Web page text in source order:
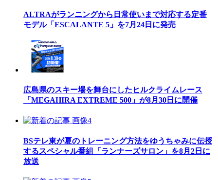
ALTRAがランニングから日常使いまで対応する定番
モデル「ESCALANTE 5」を7月24日に発売
広島県のスキー場を舞台にしたヒルクライムレース
「MEGAHIRA EXTREME 500」が8月30日に開催
BSテレ東が夏のトレーニング方法をゆうちゃみに伝授
するスペシャル番組「ランナーズサロン」を8月2日に
放送